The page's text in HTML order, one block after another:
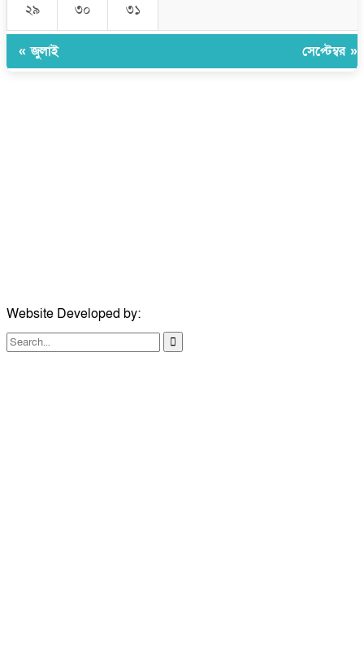
২৯ ৩০ ৩১
« জুলাই সেপ্টেম্বর »
Website Developed by: